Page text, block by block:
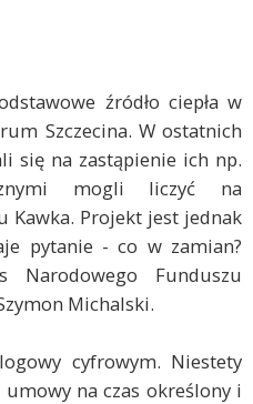
źródło ciepła w
Szczecina. W ostatnich
się na zastąpienie ich np.
mogli liczyć na
Kawka. Projekt jest jednak
pytanie - co w zamian?
Narodowego Funduszu
Michalski.
cyfrowym. Niestety
na czas określony i